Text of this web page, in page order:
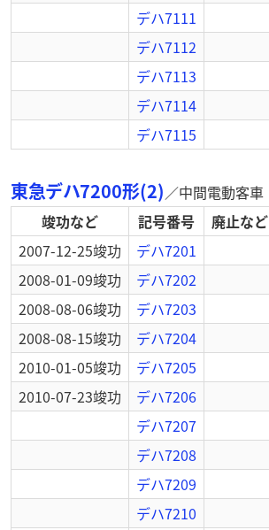
デハ7111
デハ7112
デハ7113
デハ7114
デハ7115
東急デハ7200形(2)／中間電動客車
竣功など
記号番号
廃止など
2007-12-25竣功
デハ7201
2008-01-09竣功
デハ7202
2008-08-06竣功
デハ7203
2008-08-15竣功
デハ7204
2010-01-05竣功
デハ7205
2010-07-23竣功
デハ7206
デハ7207
デハ7208
デハ7209
デハ7210